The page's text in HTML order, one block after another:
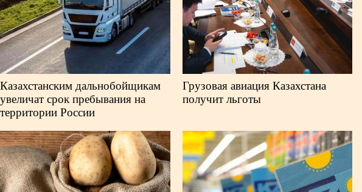
Казахстанским дальнобойщикам
увеличат срок пребывания на
территории России
Грузовая авиация Казахстана
получит льготы